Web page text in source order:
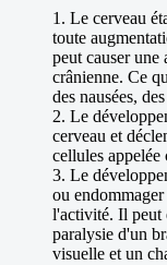
1. Le cerveau
toute
peut causer une
crânienne. Ce
des nausées,
2. Le
cerveau et
cellules appelée
3. Le
ou
l'activité. Il peut
paralysie d'un
visuelle et un